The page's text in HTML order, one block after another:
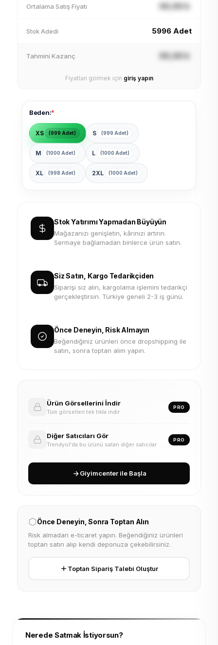
Ortalama Satış Fiyatı XX,XX ₺
Stok Adedi 5996 Adet
Tahmini Kazanç XX,XX ₺
Fiyatları görmek için giriş yapın
Beden:*
XS (999 Adet) S (999 Adet)
M (1000 Adet) L (1000 Adet)
XL (998 Adet) 2XL (1000 Adet)
Stok Yatırımı Yapmadan Büyüyün
Mağazanızı genişletin, kârınızı artırın.
Sermaye bağlamadan binlerce ürün satın.
Siz Satın, Kargo Tedarikçiden
Siparişi siz alın, kargolama işlemini tedarikçi
gerçekleştirsin. Türkiye geneli 2-3 iş günü.
Önce Deneyin, Risk Almayın
Beğendiğiniz ürünleri önce dropshipping ile
satın, sonra toptan alım yapın.
Ürün Görsellerini İndir
Tüm görselleri tek tıkla indir
PRO
Diğer Satıcıları Gör
Trendyol'da bu ürünü satan diğer satıcılar
PRO
Giyimcenter ile Başla
Önce Deneyin, Sonra Toptan Alın
Risk almadan e-ticaret yapın. Beğendiğiniz ürünleri
toptan satın alıp kendi deponuza çekebilirsiniz.
Toptan Sipariş Talebi Oluştur
Nerede Satmak İstiyorsun?